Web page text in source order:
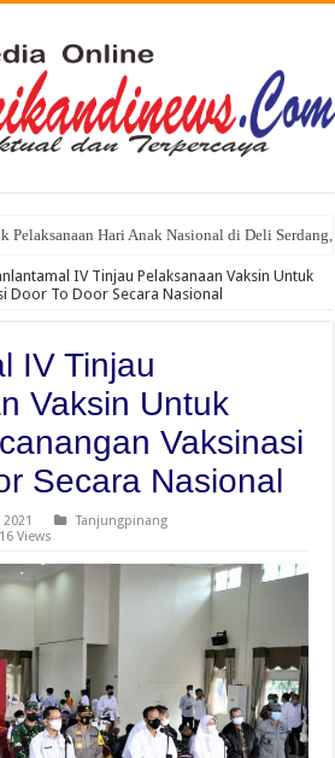
Pelaksanaan Hari Anak Nasional di Deli
IV Tinjau Pelaksanaan Vaksin Untuk
Door To Door Secara Nasional
IV Tinjau
Vaksin Untuk
Vaksinasi
Secara Nasional
2021
Tanjungpinang
16 Views